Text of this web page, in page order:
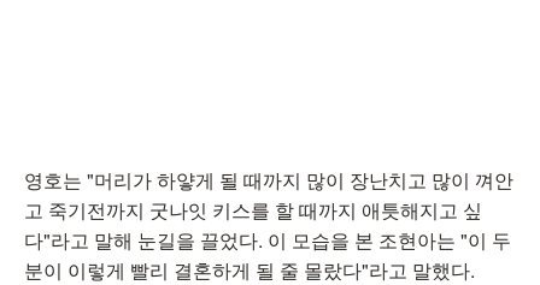
영호는 "머리가 하얗게 될 때까지 많이 장난치고 많이 껴안
고 죽기전까지 굿나잇 키스를 할 때까지 애틋해지고 싶
다"라고 말해 눈길을 끌었다. 이 모습을 본 조현아는 "이 두
분이 이렇게 빨리 결혼하게 될 줄 몰랐다"라고 말했다.